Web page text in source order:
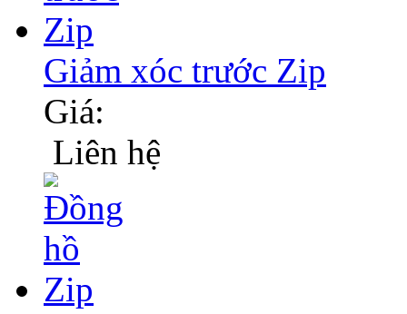
Giảm xóc trước Zip
Giá:
Liên hệ